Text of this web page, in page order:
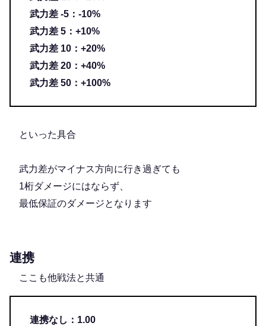
武力差 -5：-10%
武力差 5：+10%
武力差 10：+20%
武力差 20：+40%
武力差 50：+100%
といった具合
武力差がマイナス方向に行き過ぎても
1桁ダメージにはならず、
最低保証のダメージとなります
連携
ここも他戦法と共通
連携なし：1.00